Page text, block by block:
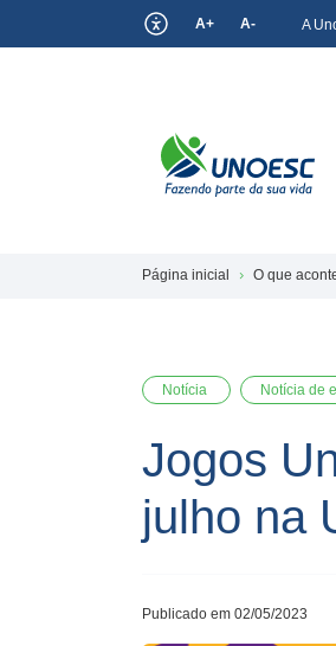
A+ A- A
Página inicial O que
Notícia Notícia de
Jogos
julho na
Publicado em 02/05/2023